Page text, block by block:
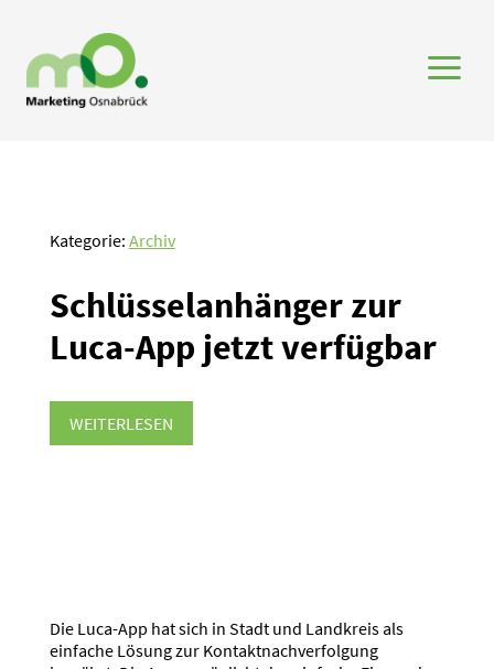
a
Kategorie: Archiv
Schlüs­sel­an­hänger zur
Luca-App jetzt verfügbar
WEITERLESEN
Die Luca-App hat sich in Stadt und Landkreis als
einfache Lösung zur Kontaktnachverfolgung